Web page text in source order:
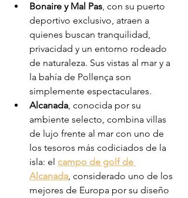
Bonaire y Mal Pas, con su puerto
deportivo exclusivo, atraen a
quienes buscan tranquilidad,
privacidad y un entorno rodeado
de naturaleza. Sus vistas al mar y a
la bahía de Pollença son
simplemente espectaculares.
Alcanada, conocida por su
ambiente selecto, combina villas
de lujo frente al mar con uno de
los tesoros más codiciados de la
isla: el campo de golf de
Alcanada, considerado uno de los
mejores de Europa por su diseño